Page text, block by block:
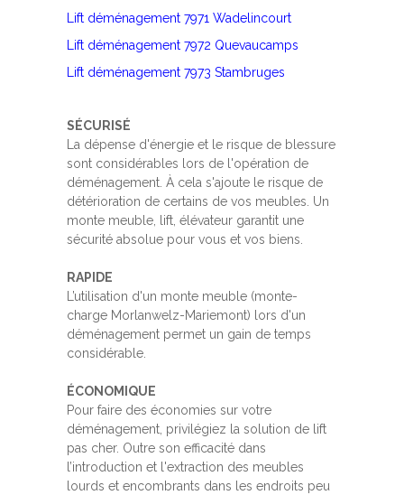
Lift déménagement 7971 Wadelincourt
Lift déménagement 7972 Quevaucamps
Lift déménagement 7973 Stambruges
SÉCURISÉ
La dépense d'énergie et le risque de blessure
sont considérables lors de l'opération de
déménagement. À cela s'ajoute le risque de
détérioration de certains de vos meubles. Un
monte meuble, lift, élévateur garantit une
sécurité absolue pour vous et vos biens.
RAPIDE
L’utilisation d'un monte meuble (monte-
charge Morlanwelz-Mariemont) lors d'un
déménagement permet un gain de temps
considérable.
ÉCONOMIQUE
Pour faire des économies sur votre
déménagement, privilégiez la solution de lift
pas cher. Outre son efficacité dans
l’introduction et l'extraction des meubles
lourds et encombrants dans les endroits peu